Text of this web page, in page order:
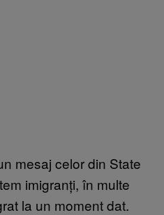
mesaj celor din State
imigranți, în multe
la un moment dat.